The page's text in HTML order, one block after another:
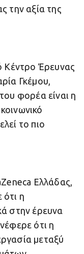
την αξία της
Κέντρο Έρευνας
Γκέμου,
φορέα είναι η
το πιο
Ελλάδας,
ότι η
στην έρευνα
ότι η
μεταξύ